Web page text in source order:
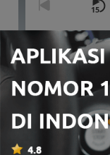
Episode
1 - Faisal
15 Mar 2021